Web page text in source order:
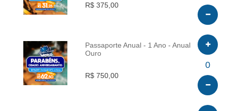
R$ 375,00
INFO
Passaporte Anual - 1 Ano - Anual
Ouro
R$ 750,00
0